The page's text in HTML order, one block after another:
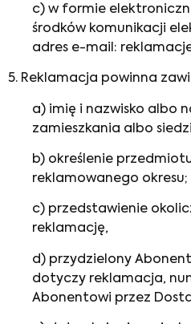
c) w formie
środków komunikacji
adres e-mail:
5. Reklamacja powinna
a) imię i nazwisko albo
zamieszkania albo
b) określenie
reklamowanego okresu;
c) przedstawienie
reklamację,
d) przydzielony
dotyczy reklamacja,
Abonentowi przez